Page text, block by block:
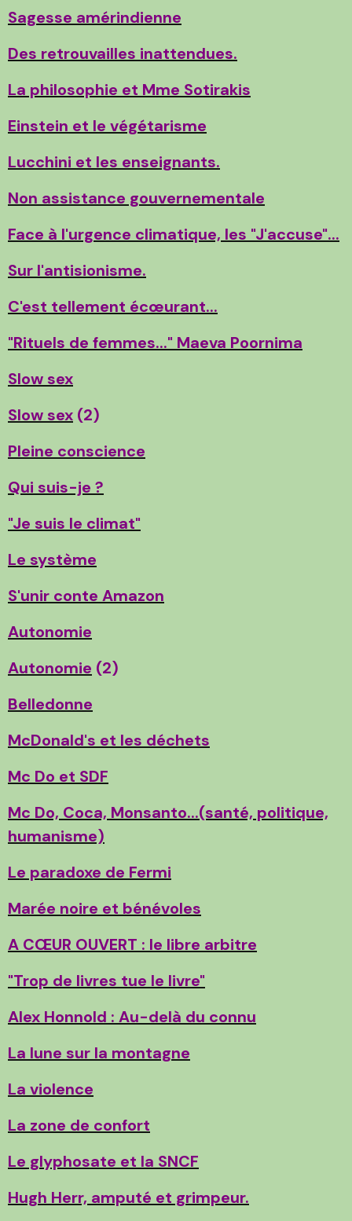
Sagesse amérindienne
Des retrouvailles inattendues.
La philosophie et Mme Sotirakis
Einstein et le végétarisme
Lucchini et les enseignants.
Non assistance gouvernementale
Face à l'urgence climatique, les "J'accuse"...
Sur l'antisionisme.
C'est tellement écœurant...
"Rituels de femmes..." Maeva Poornima
Slow sex
Slow sex (2)
Pleine conscience
Qui suis-je ?
"Je suis le climat"
Le système
S'unir conte Amazon
Autonomie
Autonomie (2)
Belledonne
McDonald's et les déchets
Mc Do et SDF
Mc Do, Coca, Monsanto...(santé, politique,
humanisme)
Le paradoxe de Fermi
Marée noire et bénévoles
A CŒUR OUVERT : le libre arbitre
"Trop de livres tue le livre"
Alex Honnold : Au-delà du connu
La lune sur la montagne
La violence
La zone de confort
Le glyphosate et la SNCF
Hugh Herr, amputé et grimpeur.